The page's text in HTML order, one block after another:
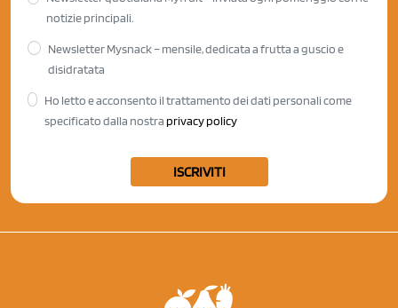
notizie principali.
Newsletter Mysnack – mensile, dedicata a frutta a guscio e
disidratata
Ho letto e acconsento il trattamento dei dati personali come
specificato dalla nostra privacy policy
ISCRIVITI